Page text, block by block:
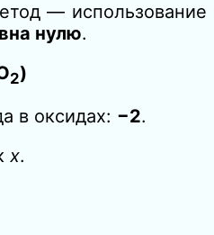
—
нулю.
2)
в оксидах: −2.
x.